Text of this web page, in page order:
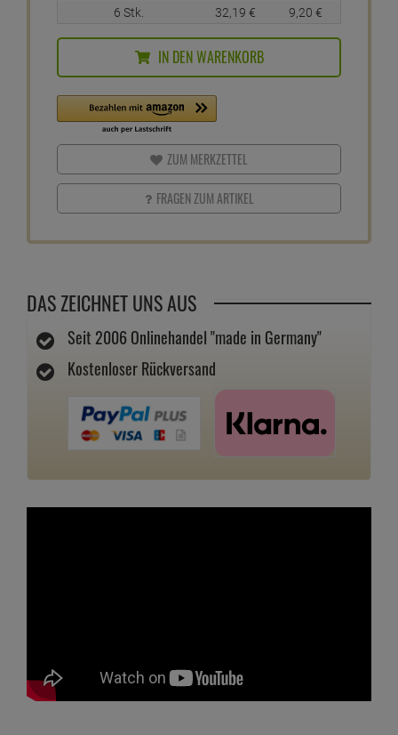
6 Stk.
32,19 € 9,20 €
IN DEN WARENKORB
ZUM MERKZETTEL
FRAGEN ZUM ARTIKEL
DAS ZEICHNET UNS AUS
Seit 2006 Onlinehandel "made in Germany"
Kostenloser Rückversand